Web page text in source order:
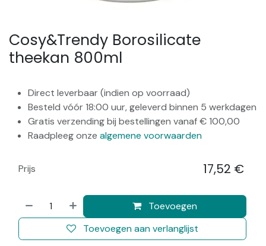
Cosy&Trendy Borosilicate
theekan 800ml
Direct leverbaar (indien op voorraad)
Besteld vóór 18:00 uur, geleverd binnen 5 werkdagen
Gratis verzending bij bestellingen vanaf € 100,00
Raadpleeg onze algemene voorwaarden
Toevoegen
Toevoegen aan verlanglijst
Prijs 17,52 €